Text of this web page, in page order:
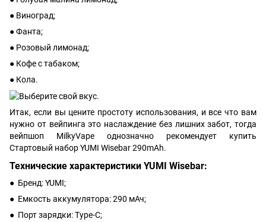
● Виноград;
● Фанта;
● Розовый лимонад;
● Кофе с табаком;
● Кола.
Итак, если вы цените простоту использования, и все что вам
нужно от вейпинга это наслаждение без лишних забот, тогда
вейпшоп MilkyVape однозначно рекомендует купить
Стартовый набор YUMI Wisebar 290mAh.
Технические характеристики YUMI Wisebar:
● Бренд: YUMI;
● Емкость аккумулятора: 290 мАч;
● Порт зарядки: Type-C;